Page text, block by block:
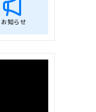
お知らせ